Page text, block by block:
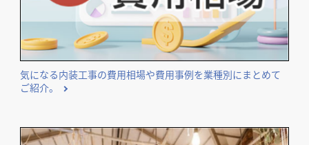
気になる内装工事の費用相場や費用事例を業種別にまとめて
ご紹介。